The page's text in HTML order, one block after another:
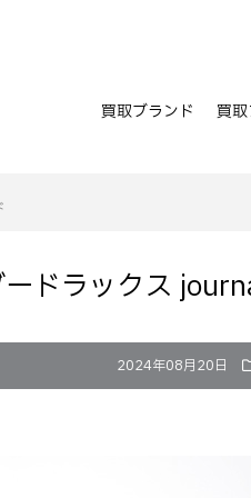
買取ブランド 買取
ドラックス
2024年08月20日